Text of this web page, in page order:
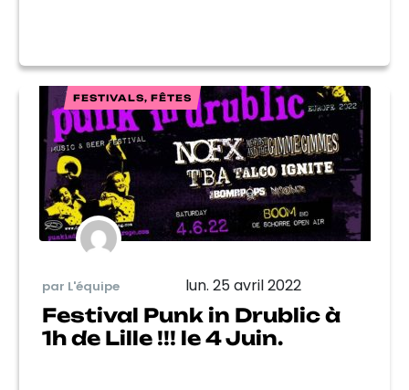
FESTIVALS, FÊTES
par L'équipe lun. 25 avril 2022
Festival Punk in Drublic à
1h de Lille !!! le 4 Juin.